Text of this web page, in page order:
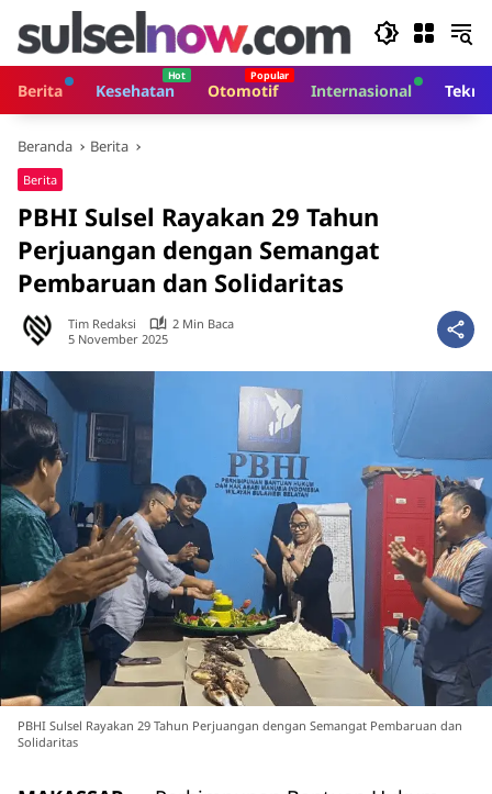
Langsung
konten
Berita
Kesehatan Otomotif Internasional
Beranda Berita
Berita
PBHI Sulsel Rayakan 29 Tahun
Perjuangan dengan Semangat
Pembaruan dan Solidaritas
Tim Redaksi
2 Min Baca
5 November 2025
PBHI Sulsel Rayakan 29 Tahun Perjuangan dengan Semangat Pembaruan dan
Solidaritas